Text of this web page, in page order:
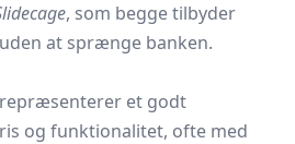
, som begge tilbyder
at sprænge banken.
et godt
og funktionalitet, ofte med